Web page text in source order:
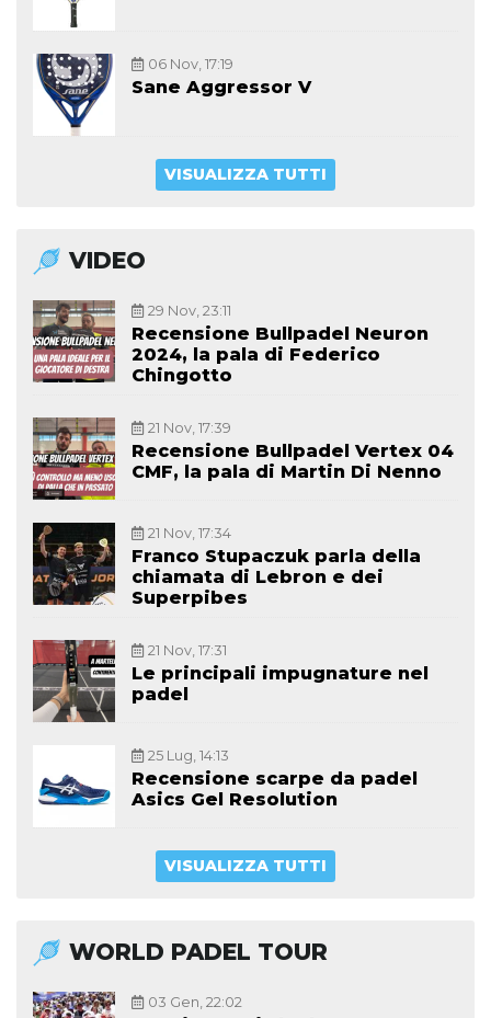
06 Nov, 17:19
Sane Aggressor V
VISUALIZZA TUTTI
VIDEO
29 Nov, 23:11
Recensione Bullpadel Neuron
2024, la pala di Federico
Chingotto
21 Nov, 17:39
Recensione Bullpadel Vertex 04
CMF, la pala di Martin Di Nenno
21 Nov, 17:34
Franco Stupaczuk parla della
chiamata di Lebron e dei
Superpibes
21 Nov, 17:31
Le principali impugnature nel
padel
25 Lug, 14:13
Recensione scarpe da padel
Asics Gel Resolution
VISUALIZZA TUTTI
WORLD PADEL TOUR
03 Gen, 22:02